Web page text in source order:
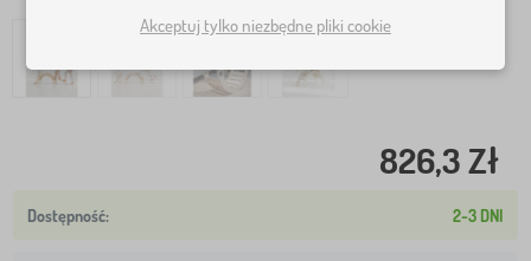
826,3 Zł
2-3 DNI
Akceptuj tylko niezbędne pliki cookie